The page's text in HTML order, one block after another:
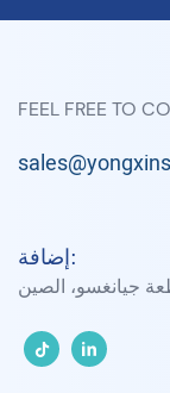
FEEL FREE TO
إضافة:
جيانغسو، الصين